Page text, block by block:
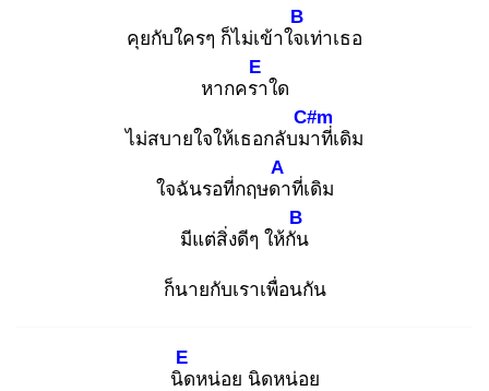
คุยกับใครๆ ก็ไม่เข้าใจเ
B
ท่าเธอ
หากครา
E
ใด
ไม่สบายใจให้เธอกลับมา
C#m
ที่เดิม
ใจฉันรอที่กฤษดา
A
ที่เดิม
มีแต่สิ่งดีๆ ให้กัน
B
ก็นายกับเราเพื่อนกัน
นิด
E
หน่อย นิดหน่อย